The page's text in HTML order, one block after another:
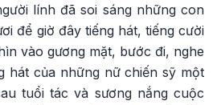
lính đã soi sáng những con
để giờ đây tiếng hát, tiếng cười
vào gương mặt, bước đi, nghe
hát của những nữ chiến sỹ một
tuổi tác và sương nắng cuộc